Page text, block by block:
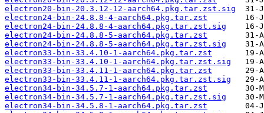
electron20-bin-20.3.12-12-aarch64.pkg.tar.zst.sig
electron24-bin-24.8.8-4-aarch64.pkg.tar.zst
electron24-bin-24.8.8-4-aarch64.pkg.tar.zst.sig
electron24-bin-24.8.8-5-aarch64.pkg.tar.zst
electron24-bin-24.8.8-5-aarch64.pkg.tar.zst.sig
electron33-bin-33.4.10-1-aarch64.pkg.tar.zst
electron33-bin-33.4.10-1-aarch64.pkg.tar.zst.sig
electron33-bin-33.4.11-1-aarch64.pkg.tar.zst
electron33-bin-33.4.11-1-aarch64.pkg.tar.zst.sig
electron34-bin-34.5.7-1-aarch64.pkg.tar.zst
electron34-bin-34.5.7-1-aarch64.pkg.tar.zst.sig
electron34-bin-34.5.8-1-aarch64.pkg.tar.zst